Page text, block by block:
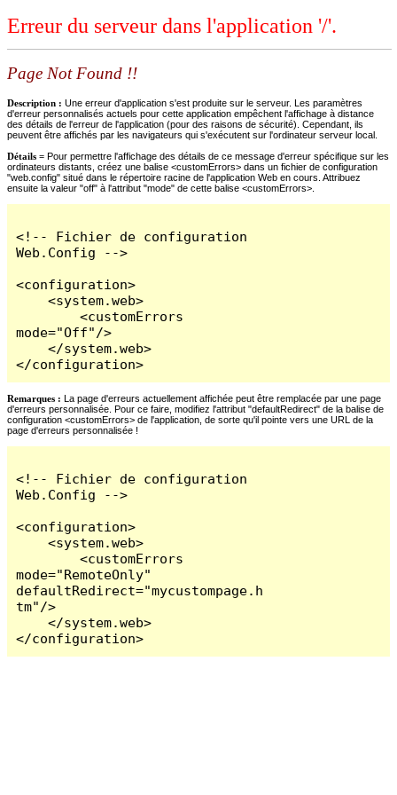
Erreur du serveur dans l'application '/'.
Page Not Found !!
Description : Une erreur d'application s'est produite sur le serveur. Les paramètres
d'erreur personnalisés actuels pour cette application empêchent l'affichage à distance
des détails de l'erreur de l'application (pour des raisons de sécurité). Cependant, ils
peuvent être affichés par les navigateurs qui s'exécutent sur l'ordinateur serveur local.
Détails = Pour permettre l'affichage des détails de ce message d'erreur spécifique sur les
ordinateurs distants, créez une balise <customErrors> dans un fichier de configuration
"web.config" situé dans le répertoire racine de l'application Web en cours. Attribuez
ensuite la valeur "off" à l'attribut "mode" de cette balise <customErrors>.
<!-- Fichier de configuration
Web.Config -->
<configuration>
    <system.web>
        <customErrors
mode="Off"/>
    </system.web>
</configuration>
Remarques : La page d'erreurs actuellement affichée peut être remplacée par une page
d'erreurs personnalisée. Pour ce faire, modifiez l'attribut "defaultRedirect" de la balise de
configuration <customErrors> de l'application, de sorte qu'il pointe vers une URL de la
page d'erreurs personnalisée !
<!-- Fichier de configuration
Web.Config -->
<configuration>
    <system.web>
        <customErrors
mode="RemoteOnly"
defaultRedirect="mycustompage.h
tm"/>
    </system.web>
</configuration>